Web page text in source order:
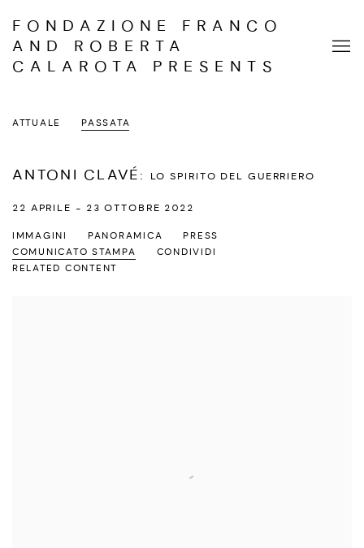
FONDAZIONE FRANCO
AND ROBERTA
CALAROTA PRESENTS
ATTUALE PASSATA
ANTONI CLAVÉ: LO SPIRITO DEL GUERRIERO
22 APRILE - 23 OTTOBRE 2022
IMMAGINI PANORAMICA
PRESS
COMUNICATO STAMPA
CONDIVIDI
RELATED CONTENT